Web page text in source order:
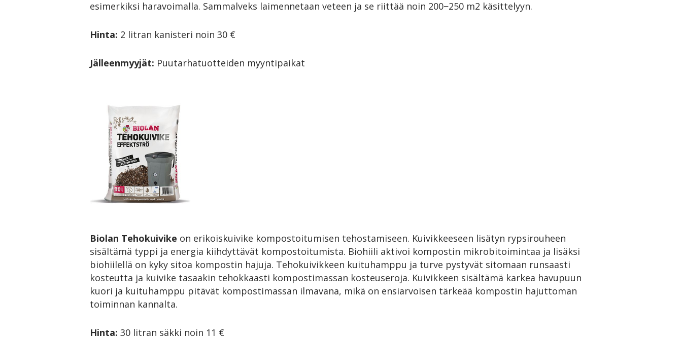
esimerkiksi haravoimalla. Sammalveks laimennetaan veteen ja se riittää noin 200−250 m2 käsittelyyn.
Hinta: 2 litran kanisteri noin 30 €
Jälleenmyyjät: Puutarhatuotteiden myyntipaikat
Biolan Tehokuivike on erikoiskuivike kompostoitumisen tehostamiseen. Kuivikkeeseen lisätyn rypsirouheen
sisältämä typpi ja energia kiihdyttävät kompostoitumista. Biohiili aktivoi kompostin mikrobitoimintaa ja lisäksi
biohiilellä on kyky sitoa kompostin hajuja. Tehokuivikkeen kuituhamppu ja turve pystyvät sitomaan runsaasti
kosteutta ja kuivike tasaakin tehokkaasti kompostimassan kosteuseroja. Kuivikkeen sisältämä karkea havupuun
kuori ja kuituhamppu pitävät kompostimassan ilmavana, mikä on ensiarvoisen tärkeää kompostin hajuttoman
toiminnan kannalta.
Hinta: 30 litran säkki noin 11 €